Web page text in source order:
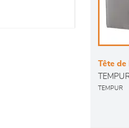
Tête de
TEMPUR